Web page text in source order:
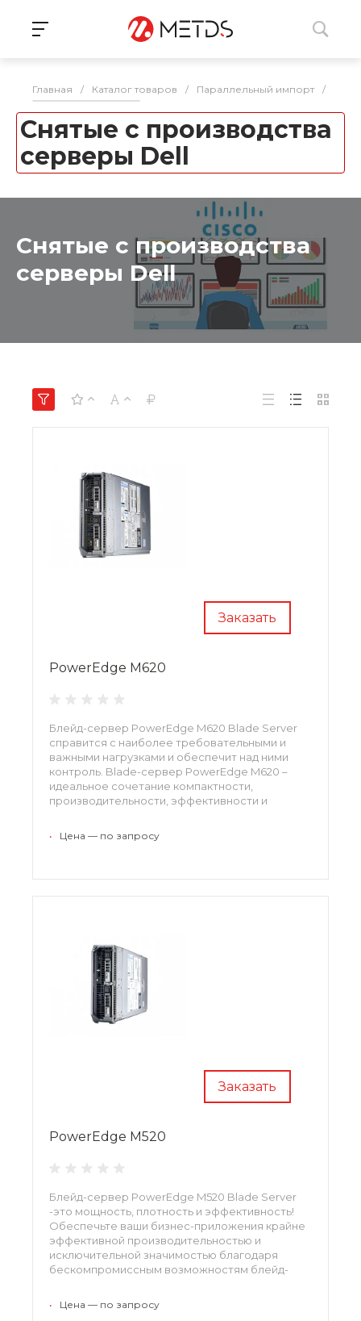
Главная / Каталог товаров / Параллельный импорт /
Снятые с производства
серверы Dell
Снятые с производства
серверы Dell
Заказать
PowerEdge M620
Блейд-сервер PowerEdge M620 Blade Server
справится с наиболее требовательными и
важными нагрузками и обеспечит над ними
контроль. Blade-сервер PowerEdge M620 –
идеальное сочетание компактности,
производительности, эффективности и
• Цена — по запросу
Заказать
PowerEdge M520
Блейд-сервер PowerEdge M520 Blade Server
-это мощность, плотность и эффективность!
Обеспечьте ваши бизнес-приложения крайне
эффективной производительностью и
исключительной значимостью благодаря
бескомпромиссным возможностям блейд-
• Цена — по запросу